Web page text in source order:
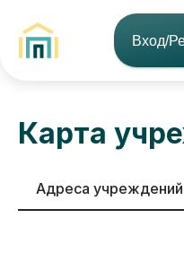
Вход/
Карта
Адреса учреждений